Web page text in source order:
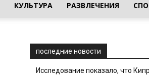
КУЛЬТУРА РАЗВЛЕЧЕНИЯ
последние новости
Исследование показало, что